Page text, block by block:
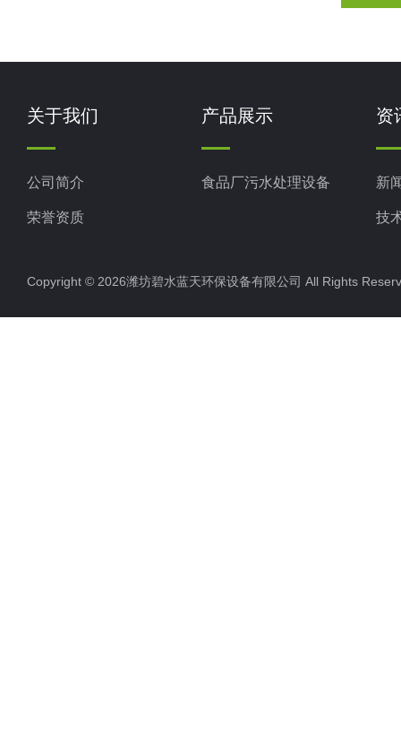
关于我们
公司简介
荣誉资质
产品展示
食品厂污水处理设备
资
新
技
Copyright © 2026潍坊碧水蓝天环保设备有限公司 All Rights